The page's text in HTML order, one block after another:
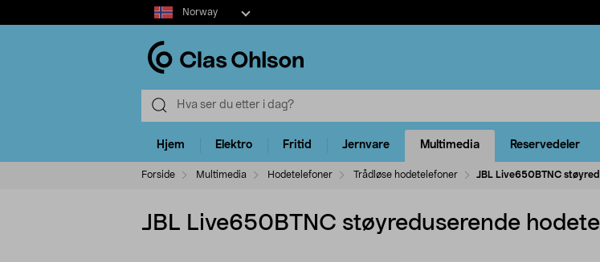
Select
market
Norway
Hjem Elektro Fritid Jernvare Multimedia Reservedeler
Forside Multimedia Hodetelefoner Trådløse hodetelefoner JBL Live650BTNC
JBL Live650BTNC støyreduserende